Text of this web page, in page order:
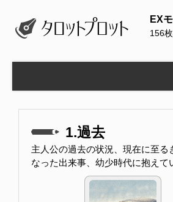
EX
156
1.過去
主人公の過去の状況、現在に至る
なった出来事、幼少時代に抱えて